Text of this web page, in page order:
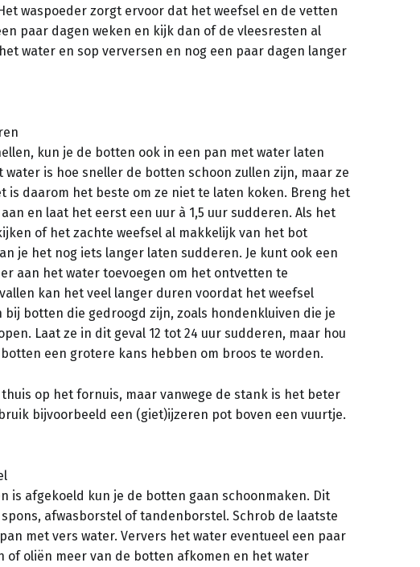
waspoeder zorgt ervoor dat het weefsel en de vetten
paar dagen weken en kijk dan of de vleesresten al
water en sop verversen en nog een paar dagen langer
kun je de botten ook in een pan met water laten
is hoe sneller de botten schoon zullen zijn, maar ze
is daarom het beste om ze niet te laten koken. Breng het
en laat het eerst een uur à 1,5 uur sudderen. Als het
of het zachte weefsel al makkelijk van het bot
je het nog iets langer laten sudderen. Je kunt ook een
aan het water toevoegen om het ontvetten te
kan het veel langer duren voordat het weefsel
bij botten die gedroogd zijn, zoals hondenkluiven die je
Laat ze in dit geval 12 tot 24 uur sudderen, maar hou
een grotere kans hebben om broos te worden.
op het fornuis, maar vanwege de stank is het beter
bijvoorbeeld een (giet)ijzeren pot boven een vuurtje.
is afgekoeld kun je de botten gaan schoonmaken. Dit
afwasborstel of tandenborstel. Schrob de laatste
met vers water. Ververs het water eventueel een paar
of oliën meer van de botten afkomen en het water